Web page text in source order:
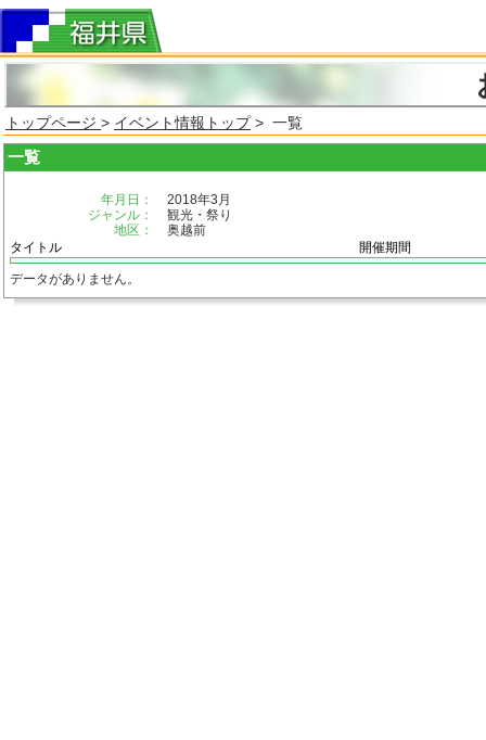
トップページ > イベント情報トップ> 一覧
一覧
年月日：
2018年3月
ジャンル：
観光・祭り
地区：
奥越前
タイトル
開催期間
データがありません。